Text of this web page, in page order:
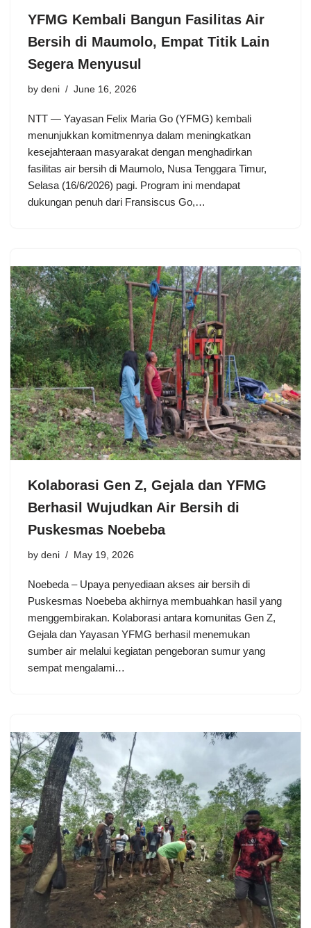
YFMG Kembali Bangun Fasilitas Air
Bersih di Maumolo, Empat Titik Lain
Segera Menyusul
by deni June 16, 2026
NTT — Yayasan Felix Maria Go (YFMG) kembali
menunjukkan komitmennya dalam meningkatkan
kesejahteraan masyarakat dengan menghadirkan
fasilitas air bersih di Maumolo, Nusa Tenggara Timur,
Selasa (16/6/2026) pagi. Program ini mendapat
dukungan penuh dari Fransiscus Go,…
Kolaborasi Gen Z, Gejala dan YFMG
Berhasil Wujudkan Air Bersih di
Puskesmas Noebeba
by deni May 19, 2026
Noebeda – Upaya penyediaan akses air bersih di
Puskesmas Noebeba akhirnya membuahkan hasil yang
menggembirakan. Kolaborasi antara komunitas Gen Z,
Gejala dan Yayasan YFMG berhasil menemukan
sumber air melalui kegiatan pengeboran sumur yang
sempat mengalami…